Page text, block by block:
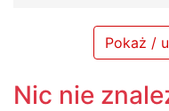
Pokaż /
Nic nie